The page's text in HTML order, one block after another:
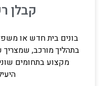
קבלן
בונים בית חדש או
בתהליך מורכב,
מקצוע בתחומים